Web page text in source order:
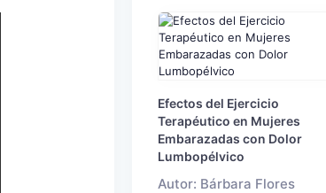
Efectos del Ejercicio
Terapéutico en Mujeres
Embarazadas con Dolor
Lumbopélvico
Autor: Bárbara Flores